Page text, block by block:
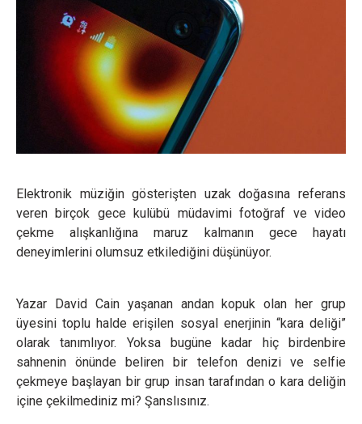
Elektronik müziğin gösterişten uzak doğasına referans
veren birçok gece kulübü müdavimi fotoğraf ve video
çekme alışkanlığına maruz kalmanın gece hayatı
deneyimlerini olumsuz etkilediğini düşünüyor.
Yazar David Cain yaşanan andan kopuk olan her grup
üyesini toplu halde erişilen sosyal enerjinin “kara deliği”
olarak tanımlıyor. Yoksa bugüne kadar hiç birdenbire
sahnenin önünde beliren bir telefon denizi ve selfie
çekmeye başlayan bir grup insan tarafından o kara deliğin
içine çekilmediniz mi? Şanslısınız.